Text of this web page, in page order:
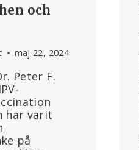
och
maj 22, 2024
Peter F.
har varit
på